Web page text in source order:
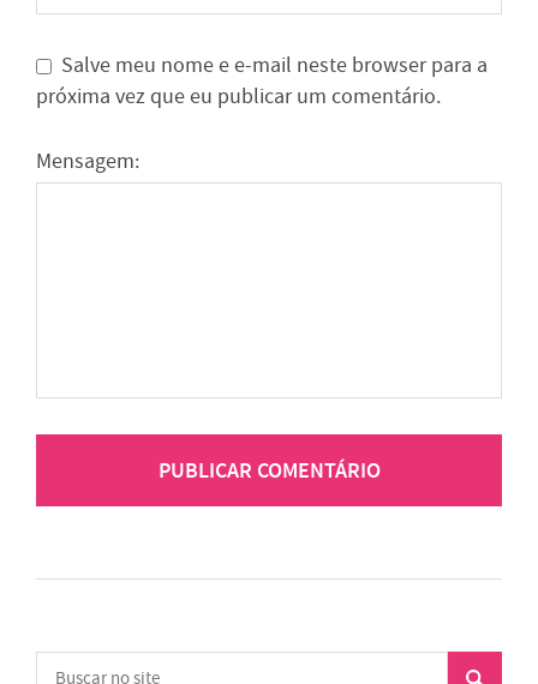
Salve meu nome e e-mail neste browser para a
próxima vez que eu publicar um comentário.
Mensagem: